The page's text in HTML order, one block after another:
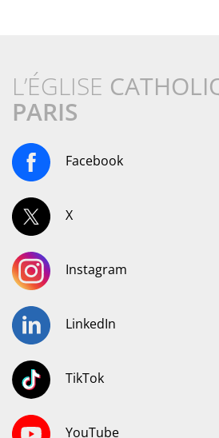
L’ÉGLISE
PARIS
Facebook
X
Instagram
LinkedIn
TikTok
YouTube